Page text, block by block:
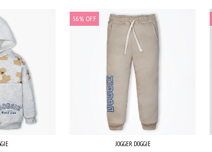
56% OFF
JOGGER DOGGIE